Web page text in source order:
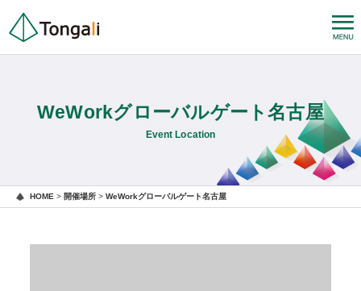
WeWorkグローバルゲート名古屋
Event Location
HOME > 開催場所 > WeWorkグローバルゲート名古屋